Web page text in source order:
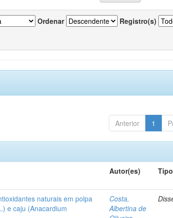
Ordenar Registro(s)
Anterior 1
Autor(es) Tipo
naturais em polpa
e caju (Anacardium
Costa,
Albertina de